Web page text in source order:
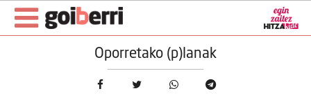
Oporretako (p)lanak